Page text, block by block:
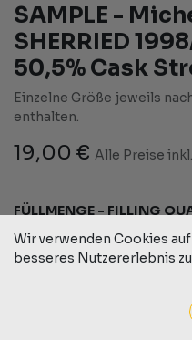
SAMPLE -
SHERRIED
50,5% Cask
Einzelne Größe jeweils
enthalten.
19,00 € Alle Preise
FÜLLMENGE - FILLING
Wir verwenden Cookies
besseres Nutzererlebnis